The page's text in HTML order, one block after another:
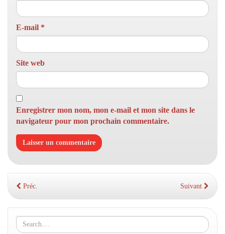
E-mail *
Site web
Enregistrer mon nom, mon e-mail et mon site dans le
navigateur pour mon prochain commentaire.
Préc. Suivant